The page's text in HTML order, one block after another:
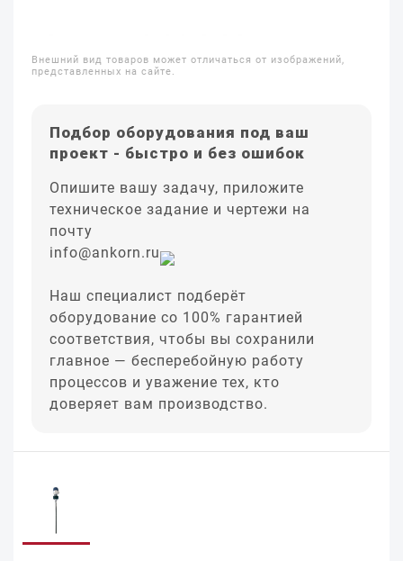
Внешний вид товаров может отличаться от изображений,
представленных на сайте.
Подбор оборудования под ваш
проект - быстро и без ошибок
Опишите вашу задачу, приложите
техническое задание и чертежи на
почту
info@ankorn.ru
Наш специалист подберёт
оборудование со 100% гарантией
соответствия, чтобы вы сохранили
главное — бесперебойную работу
процессов и уважение тех, кто
доверяет вам производство.